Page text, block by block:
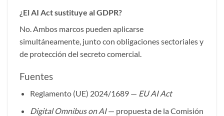
¿El AI Act sustituye al GDPR?
No. Ambos marcos pueden aplicarse
simultáneamente, junto con obligaciones sectoriales y
de protección del secreto comercial.
Fuentes
Reglamento (UE) 2024/1689 — EU AI Act
Digital Omnibus on AI— propuesta de la Comisión